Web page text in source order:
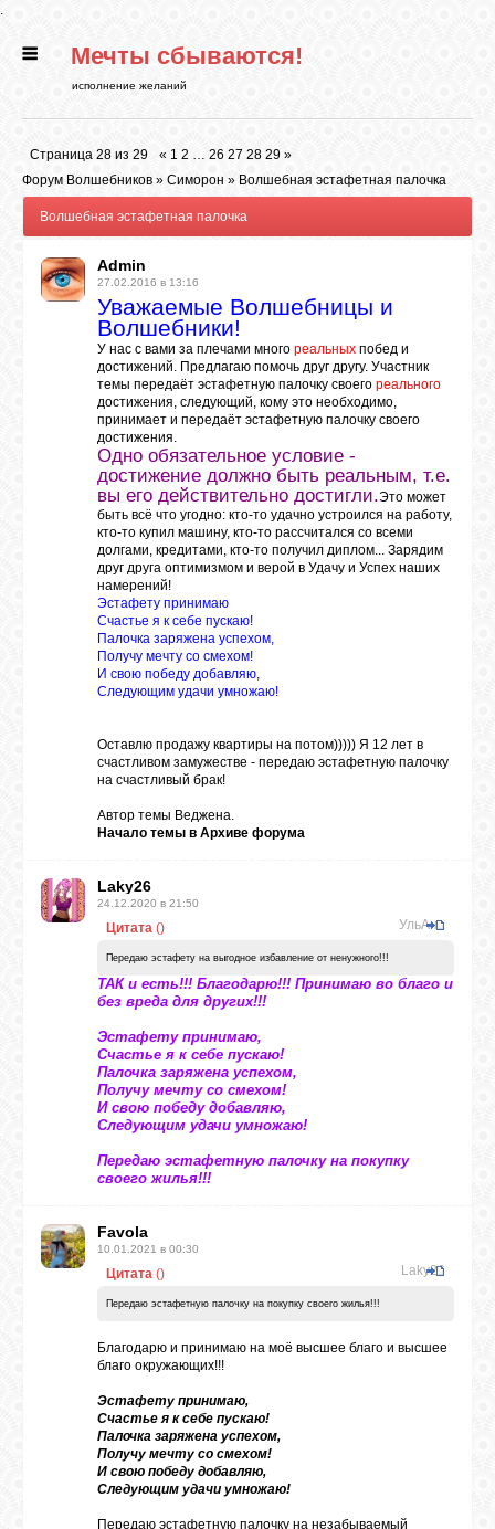
.
ГЛАВНАЯ
РИТУАЛЫ
БИБЛИОТЕКА
УСПЕХ
Мечты сбываются!
исполнение желаний
Страница 28 из 29 « 1 2 … 26 27 28 29 »
Форум Волшебников » Симорон » Волшебная эстафетная палочка
Волшебная эстафетная палочка
Admin
27.02.2016 в 13:16
Уважаемые Волшебницы и
Волшебники!
У нас с вами за плечами много реальных побед и
достижений. Предлагаю помочь друг другу. Участник
темы передаёт эстафетную палочку своего реального
достижения, следующий, кому это необходимо,
принимает и передаёт эстафетную палочку своего
достижения.
Одно обязательное условие -
достижение должно быть реальным, т.е.
вы его действительно достигли.Это может
быть всё что угодно: кто-то удачно устроился на работу,
кто-то купил машину, кто-то рассчитался со всеми
долгами, кредитами, кто-то получил диплом... Зарядим
друг друга оптимизмом и верой в Удачу и Успех наших
намерений!
Эстафету принимаю
Счастье я к себе пускаю!
Палочка заряжена успехом,
Получу мечту со смехом!
И свою победу добавляю,
Следующим удачи умножаю!
Оставлю продажу квартиры на потом))))) Я 12 лет в
счастливом замужестве - передаю эстафетную палочку
на счастливый брак!
Автор темы Веджена.
Начало темы в Архиве форума
Laky26
24.12.2020 в 21:50
Цитата УльАна
()
Передаю эстафету на выгодное избавление от ненужного!!!
ТАК и есть!!! Благодарю!!! Принимаю во благо и
без вреда для других!!!
Эстафету принимаю,
Счастье я к себе пускаю!
Палочка заряжена успехом,
Получу мечту со смехом!
И свою победу добавляю,
Следующим удачи умножаю!
Передаю эстафетную палочку на покупку
своего жилья!!!
Favola
10.01.2021 в 00:30
Цитата Laky26
()
Передаю эстафетную палочку на покупку своего жилья!!!
Благодарю и принимаю на моё высшее благо и высшее
благо окружающих!!!
Эстафету принимаю,
Счастье я к себе пускаю!
Палочка заряжена успехом,
Получу мечту со смехом!
И свою победу добавляю,
Следующим удачи умножаю!
Передаю эстафетную палочку на незабываемый